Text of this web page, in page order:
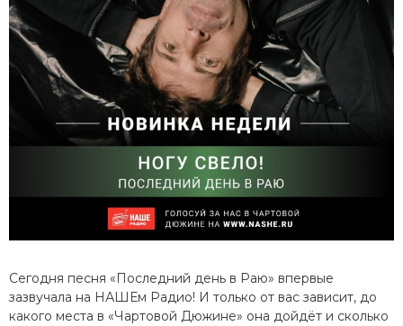
Сегодня песня «Последний день в Раю» впервые
зазвучала на НАШЕм Радио! И только от вас зависит, до
какого места в «Чартовой Дюжине» она дойдёт и сколько